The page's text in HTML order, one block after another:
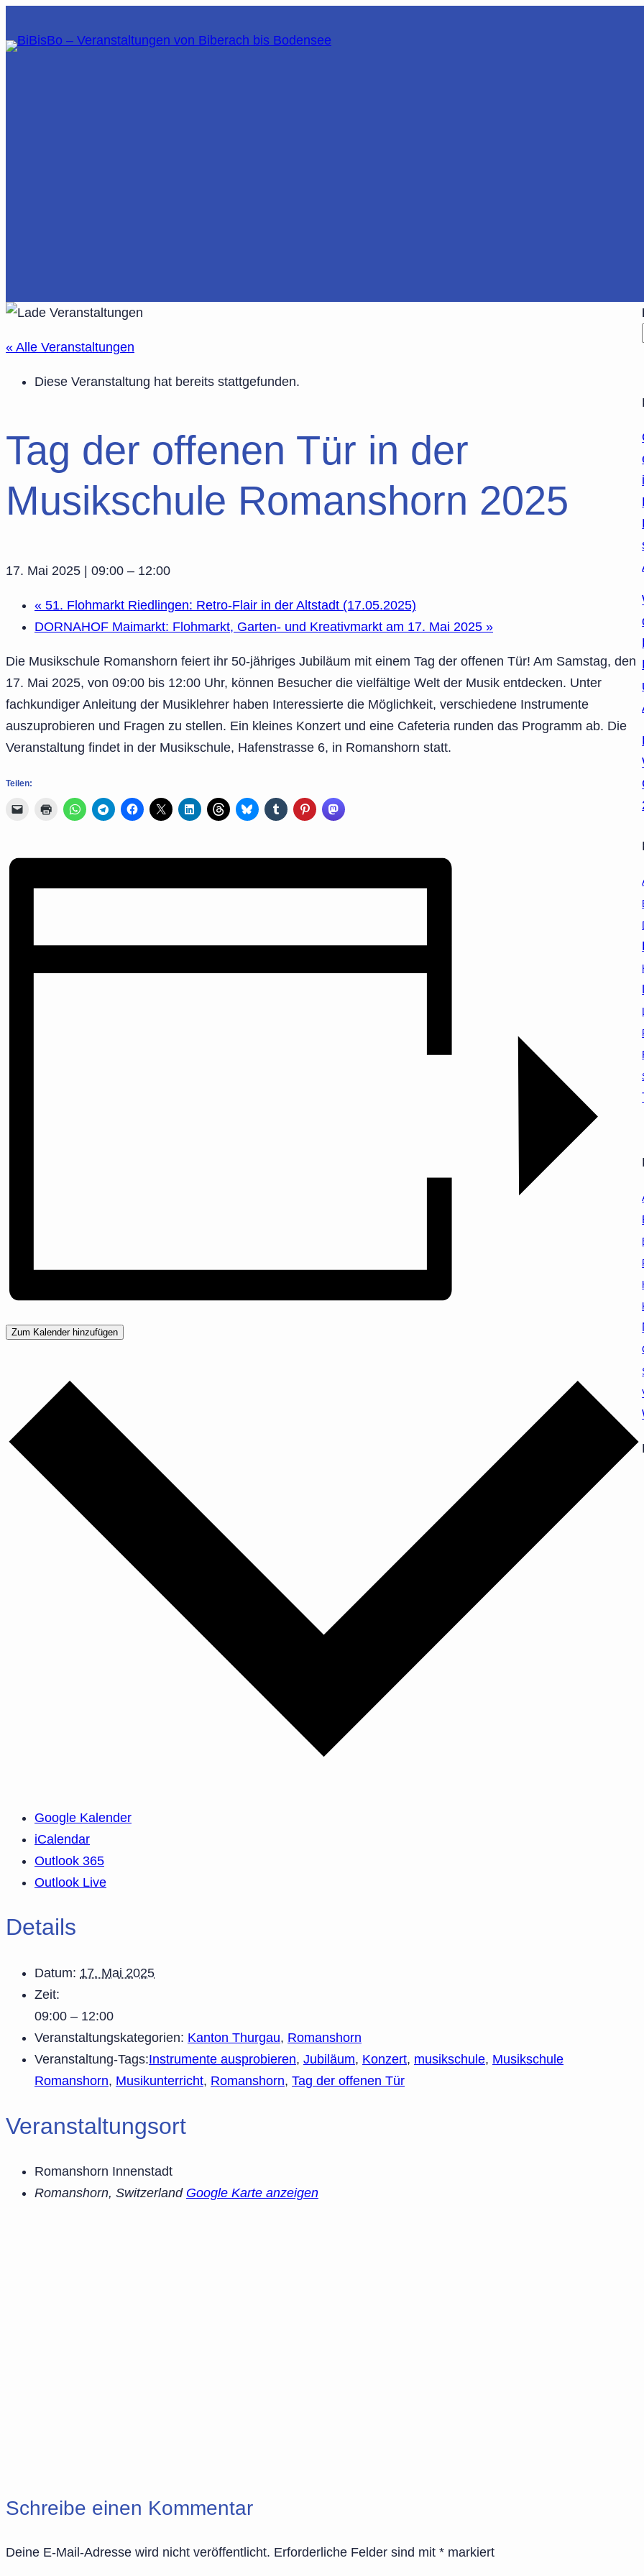
« Alle Veranstaltungen
Diese Veranstaltung hat bereits stattgefunden.
Tag der offenen Tür in der
Musikschule Romanshorn 2025
17. Mai 2025 | 09:00 – 12:00
« 51. Flohmarkt Riedlingen: Retro-Flair in der Altstadt (17.05.2025)
DORNAHOF Maimarkt: Flohmarkt, Garten- und Kreativmarkt am 17. Mai 2025 »
Die Musikschule Romanshorn feiert ihr 50-jähriges Jubiläum mit einem Tag der offenen Tür! Am Samstag, den
17. Mai 2025, von 09:00 bis 12:00 Uhr, können Besucher die vielfältige Welt der Musik entdecken. Unter
fachkundiger Anleitung der Musiklehrer haben Interessierte die Möglichkeit, verschiedene Instrumente
auszuprobieren und Fragen zu stellen. Ein kleines Konzert und eine Cafeteria runden das Programm ab. Die
Veranstaltung findet in der Musikschule, Hafenstrasse 6, in Romanshorn statt.
Teilen:
Zum Kalender hinzufügen
Google Kalender
iCalendar
Outlook 365
Outlook Live
Details
Datum: 17. Mai 2025
Zeit:
09:00 – 12:00
Veranstaltungskategorien: Kanton Thurgau, Romanshorn
Veranstaltung-Tags:Instrumente ausprobieren, Jubiläum, Konzert, musikschule, Musikschule
Romanshorn, Musikunterricht, Romanshorn, Tag der offenen Tür
Veranstaltungsort
Romanshorn Innenstadt
Romanshorn, Switzerland Google Karte anzeigen
Schreibe einen Kommentar
Deine E-Mail-Adresse wird nicht veröffentlicht. Erforderliche Felder sind mit * markiert